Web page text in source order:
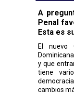
A
Penal
Esta es
El nuevo
y que
tiene
cambios